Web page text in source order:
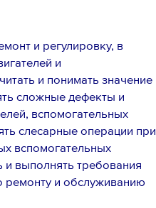
и регулировку, в
и
и понимать значение
сложные дефекты и
вспомогательных
слесарные операции при
вспомогательных
и выполнять требования
ремонту и обслуживанию